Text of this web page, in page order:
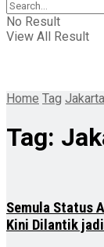
No Result
View All Result
Home Tag Jakarta
Tag:
Semula Status
Kini Dilantik